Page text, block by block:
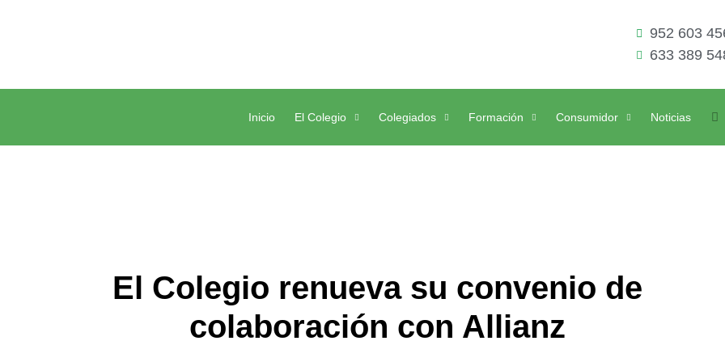
952 603
633 389
Inicio El Colegio Colegiados Formación Consumidor Noticias
El Colegio renueva su convenio de
colaboración con Allianz